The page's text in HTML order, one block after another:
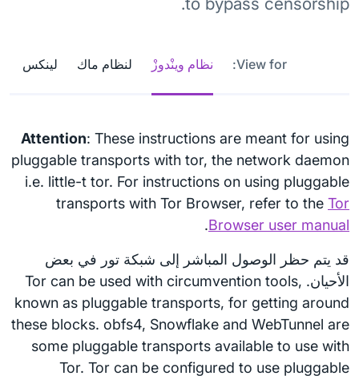
View for: نظام وينْدوزْ لنظام ماك لينكس
Attention: These instructions are meant for using
pluggable transports with tor, the network daemon
i.e. little-t tor. For instructions on using pluggable
transports with Tor Browser, refer to the Tor
Browser user manual
.
قد يتم حظر الوصول المباشر إلى شبكة تور في بعض
الأحيان. Tor can be used with circumvention tools,
known as pluggable transports, for getting around
these blocks. obfs4, Snowflake and WebTunnel are
some pluggable transports available to use with
Tor. Tor can be configured to use pluggable